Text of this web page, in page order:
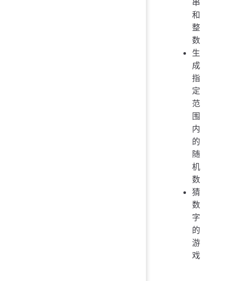
和
整
数
生
成
指
定
范
围
内
的
随
机
数
猜
数
字
的
游
戏